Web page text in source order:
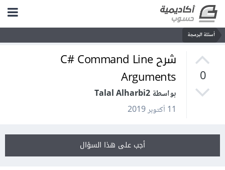
أسئلة البرمجة
0
شرح C# Command Line
Arguments
بواسطة Talal Alharbi2
11 أكتوبر 2019
أجب على هذا السؤال